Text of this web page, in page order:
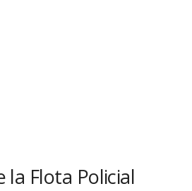
la Flota Policial